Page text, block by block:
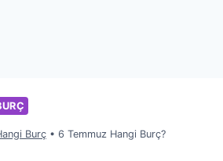
Burç• 6 Temmuz Hangi Burç?